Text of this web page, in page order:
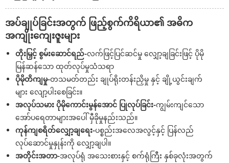
အပ်ချုပ်ခြင်းအတွက် ဖြည့်စွက်ကိရိယာ၏ အဓိက
အကျိုးကျေးဇူးများ
တိုးမြှင့် စွမ်းဆောင်ရည်-လက်ဖြင့်ပြင်ဆင်မှု လျှော့ချခြင်းဖြင့် ပိုမို
မြန်ဆန်သော ထုတ်လုပ်မှုသံသရာ
ပိုမိုတိကျမှု-တသမတ်တည်း ချုပ်ရိုးတန်းညှိမှု နှင့် ချို့ယွင်းချက်
များ လျော့ပါးစေခြင်း။
အလုပ်သမား ပိုမိုကောင်းမွန်အောင် ပြုလုပ်ခြင်း-ကျွမ်းကျင်သော
အော်ပရေတာများအပေါ် မှီခိုမှုနည်းသည်။
ကုန်ကျစရိတ်လျှော့ချရေး-ပစ္စည်းအလေအလွင့်နှင့် ပြန်လည်
လုပ်ဆောင်မှုနှုန်းကို လျှော့ချပါ။
အတိုင်းအတာ-အလုပ်ရုံ အသေးစားနှင့် စက်ရုံကြီး နှစ်ခုလုံးအတွက်